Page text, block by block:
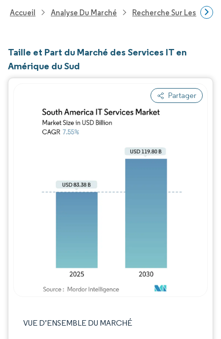
Accueil Analyse Du Marché Recherche Sur Les
Taille et Part du Marché des Services IT en
Amérique du Sud
Partager
VUE D’ENSEMBLE DU MARCHÉ